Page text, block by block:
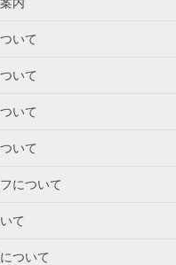
いて
いて
いて
いて
について
て
ついて